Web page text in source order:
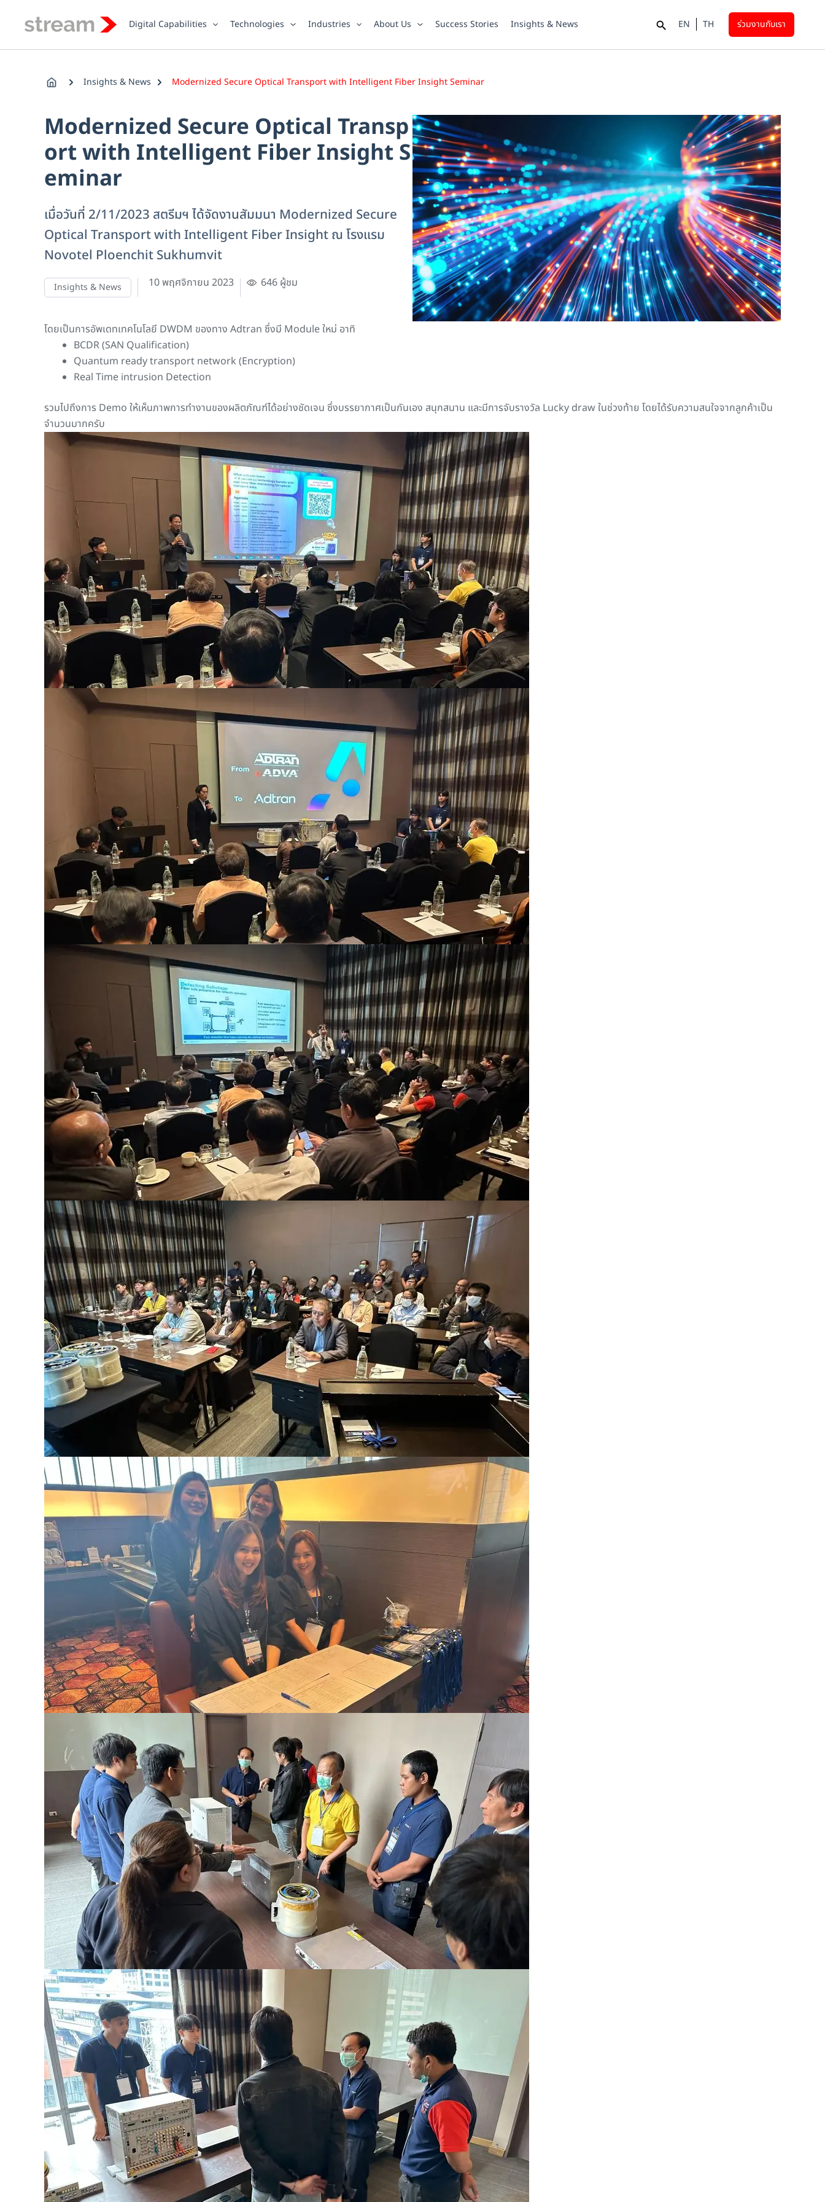
Digital Capabilities Technologies Industries About Us Success Stories Insights & News EN TH ร่วมงานกับเรา
Insights & News Modernized Secure Optical Transport with Intelligent Fiber Insight Seminar
Modernized Secure Optical Transp
ort with Intelligent Fiber Insight S
eminar
เมื่อวันที่ 2/11/2023 สตรีมฯ ได้จัดงานสัมมนา Modernized Secure
Optical Transport with Intelligent Fiber Insight ณ โรงแรม
Novotel Ploenchit Sukhumvit
Insights & News 10 พฤศจิกายน 2023 646 ผู้ชม
โดยเป็นการอัพเดทเทคโนโลยี DWDM ของทาง Adtran ซึ่งมี Module ใหม่ อาทิ
BCDR (SAN Qualification)
Quantum ready transport network (Encryption)
Real Time intrusion Detection
รวมไปถึงการ Demo ให้เห็นภาพการทำงานของผลิตภัณฑ์ได้อย่างชัดเจน ซึ่งบรรยากาศเป็นกันเอง สนุกสนาน และมีการจับรางวัล Lucky draw ในช่วงท้าย โดยได้รับความสนใจจากลูกค้าเป็น
จำนวนมากครับ